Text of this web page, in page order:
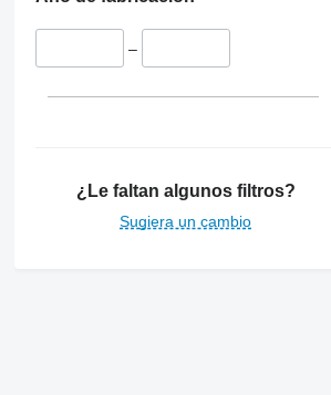
–
¿Le faltan algunos filtros?
Sugiera un cambio